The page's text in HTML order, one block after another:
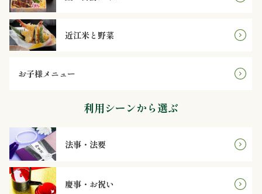
～
3,999
円
～
4,999
円
近江米と野菜
お子様メニュー
利用シーンから選ぶ
法事・法要
慶事・お祝い